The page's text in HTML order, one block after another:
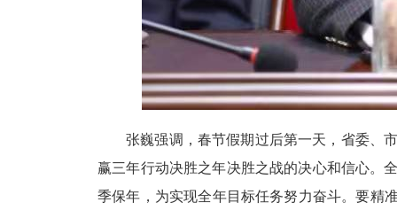
张巍强调，春节假期过后第一天，省委、
赢三年行动决胜之年决胜之战的决心和信心。
季保年，为实现全年目标任务努力奋斗。要精